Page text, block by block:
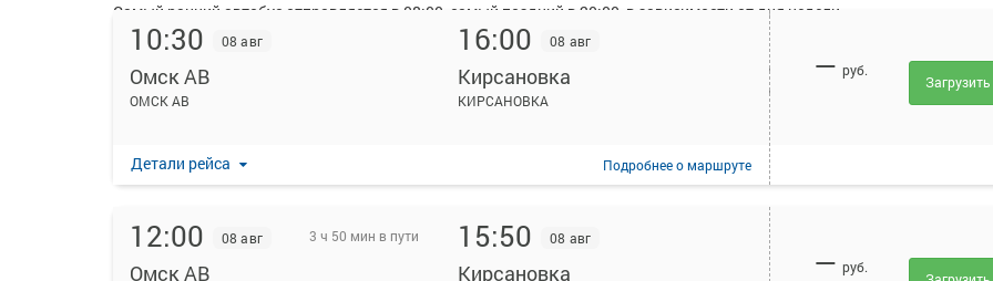
10:30 08 авг
Омск АВ
ОМСК АВ
16:00 08 авг
Кирсановка
КИРСАНОВКА
Детали рейса Подробнеео маршруте
— руб.
12:00 08 авг 3 ч 50 мин в пути
Омск АВ
15:50 08 авг
Кирсановка — руб.
Самый ранний автобус отправляется в 08:00, самый поздний в 20:00, в зависимости от дня недели.
Пожалуйста, обратите внимание, что посадка на рейс осуществляется при предъявлении оригиналов документов,
удостоверяющих личность, всех путешественников (для детей - свидетельство о рождении). Информация о
распечатывать посадочный электронный билет будет указана в вашем бланке или на сайте в разделе "Помощь".